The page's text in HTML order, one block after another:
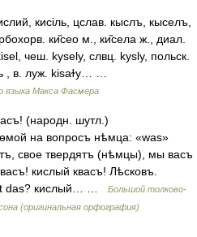
кисiль, цслав. кыслъ, кыселъ,
ки̏сео м., ки̏села ж., диал.
чеш. kysely, слвц. kysly, польск.
, в. луж. kisaɫy… …
языка Макса Фасмера
(народн. шутл.)
на вопросъ нѣмца: «was»
свое твердятъ (нѣмцы), мы васъ
кислый квасъ! Лѣсковъ.
das? кислый… …
Большой толково-
(оригинальная орфография)